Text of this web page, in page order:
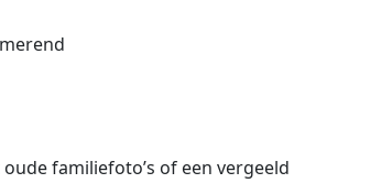
familiefoto’s of een vergeeld